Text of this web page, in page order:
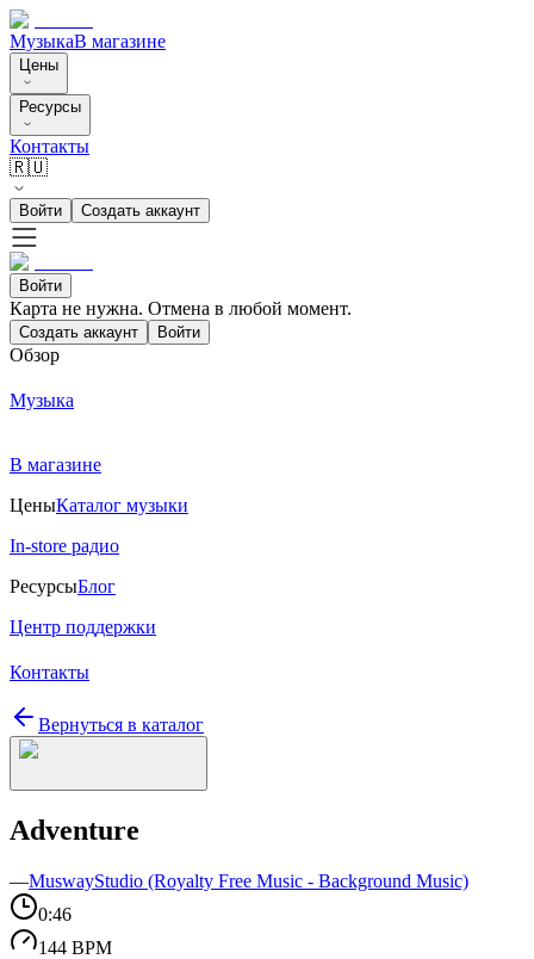
МузыкаВ магазине
Цены
Ресурсы
Контакты
🇷🇺
Войти Создать аккаунт
Войти
Карта не нужна. Отмена в любой момент.
Создать аккаунт Войти
Обзор
Музыка
В магазине
ЦеныКаталог музыки
In-store радио
РесурсыБлог
Центр поддержки
Контакты
Вернуться в каталог
Adventure
—MuswayStudio (Royalty Free Music - Background Music)
0:46
144 BPM